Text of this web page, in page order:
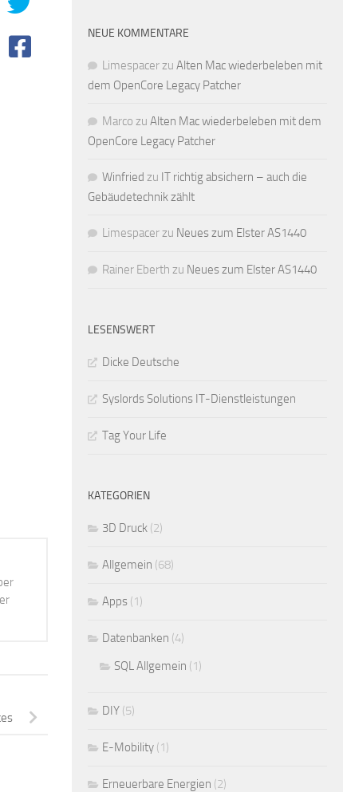
NEUE KOMMENTARE
Limespacerzu Alten Mac wiederbeleben mit
dem OpenCore Legacy Patcher
Marco zu Alten Mac wiederbeleben mit dem
OpenCore Legacy Patcher
Winfried zu IT richtig absichern – auch die
Gebäudetechnik zählt
Limespacerzu Neues zum Elster AS1440
Rainer Eberth zu Neues zum Elster AS1440
LESENSWERT
Dicke Deutsche
Syslords Solutions IT-Dienstleistungen
Tag Your Life
KATEGORIEN
3D Druck (2)
Allgemein (68)
Apps (1)
Datenbanken (4)
SQL Allgemein (1)
DIY (5)
E-Mobility (1)
Erneuerbare Energien (2)